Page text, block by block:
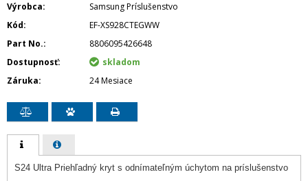
Výrobca
Samsung Príslušenstvo
Kód
EF-XS928CTEGWW
Part No.
8806095426648
Dostupnosť
skladom
Záruka
24 Mesiace
S24 Ultra Priehľadný kryt s odnímateľným úchytom na príslušenstvo